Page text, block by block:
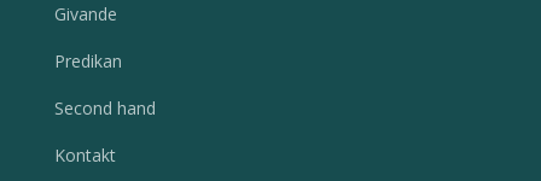
Givande
Predikan
Second hand
Kontakt